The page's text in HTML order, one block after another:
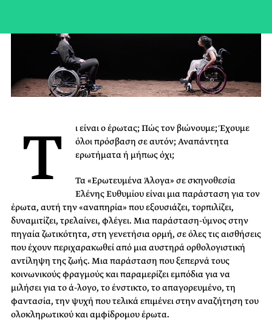
Τ
ι είναι ο έρωτας; Πώς τον βιώνουμε; Έχουμε
όλοι πρόσβαση σε αυτόν; Αναπάντητα
ερωτήματα ή μήπως όχι;
Τα «Ερωτευμένα Άλογα» σε σκηνοθεσία
Ελένης Ευθυμίου είναι μια παράσταση για τον
έρωτα, αυτή την «αναπηρία» που εξουσιάζει, τορπιλίζει,
δυναμιτίζει, τρελαίνει, φλέγει. Μια παράσταση-ύμνος στην
πηγαία ζωτικότητα, στη γενετήσια ορμή, σε όλες τις αισθήσεις
που έχουν περιχαρακωθεί από μια αυστηρά ορθολογιστική
αντίληψη της ζωής. Μια παράσταση που ξεπερνά τους
κοινωνικούς φραγμούς και παραμερίζει εμπόδια για να
μιλήσει για το ά-λογο, το ένστικτο, το απαγορευμένο, τη
φαντασία, την ψυχή που τελικά επιμένει στην αναζήτηση του
ολοκληρωτικού και αμφίδρομου έρωτα.